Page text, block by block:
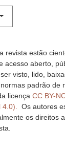
revista estão
acesso aberto,
visto, lido,
padrão de
licença CC BY-
4.0). Os autores
os direitos